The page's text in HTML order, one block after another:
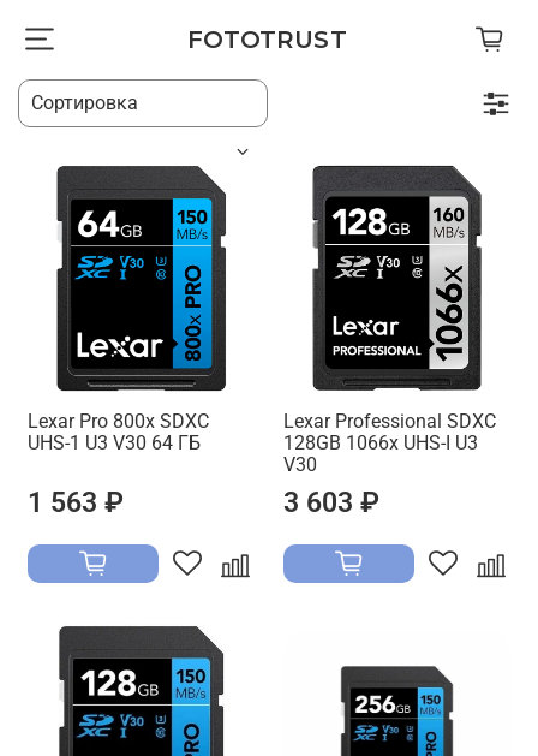
FOTOTRUST
Lexar Pro 800x SDXC
UHS-1 U3 V30 64 ГБ
1 563 ₽
Lexar Professional SDXC
128GB 1066x UHS-I U3
V30
3 603 ₽